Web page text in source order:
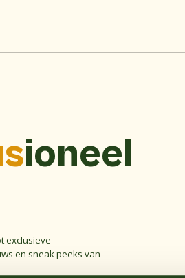
ioneel
exclusieve
en sneak peeks van